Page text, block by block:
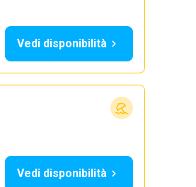
Vedi disponibilità
Vedi disponibilità